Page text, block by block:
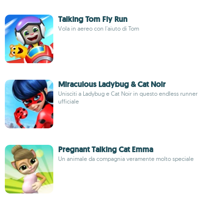
Talking Tom Fly Run
Vola in aereo con l'aiuto di Tom
Miraculous Ladybug & Cat Noir
Unisciti a Ladybug e Cat Noir in questo endless runner
ufficiale
Pregnant Talking Cat Emma
Un animale da compagnia veramente molto speciale